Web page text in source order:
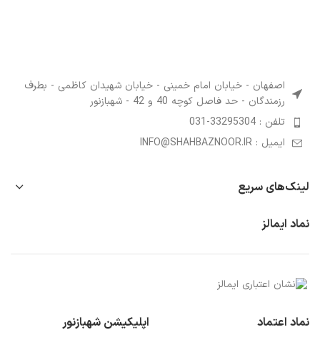
اصفهان - خیابان امام خمینی - خیابان شهیدان کاظمی - بطرف
رزمندگان - حد فاصل کوچه 40 و 42 - شهبازنور
تلفن : 33295304-031
ایمیل : INFO@SHAHBAZNOOR.IR
لینک‌های سریع
نماد ایمالز
نماد اعتماد اپلیکیشن شهبازنور